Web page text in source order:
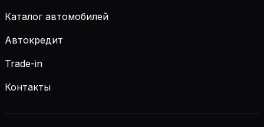
Каталог автомобилей
Автокредит
Trade-in
Контакты